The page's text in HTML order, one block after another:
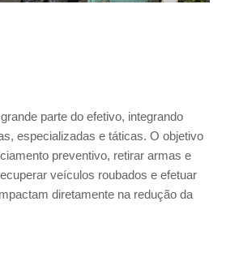
parte do efetivo, integrando
especializadas e táticas. O objetivo
preventivo, retirar armas e
veículos roubados e efetuar
diretamente na redução da